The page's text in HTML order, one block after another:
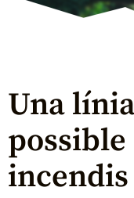
Una
possible